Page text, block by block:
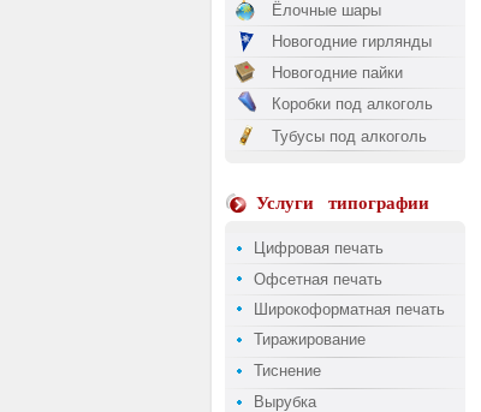
Ёлочные шары
Новогодние гирлянды
Новогодние пайки
Коробки под алкоголь
Тубусы под алкоголь
Услуги типографии
Цифровая печать
Офсетная печать
Широкоформатная печать
Тиражирование
Тиснение
Вырубка